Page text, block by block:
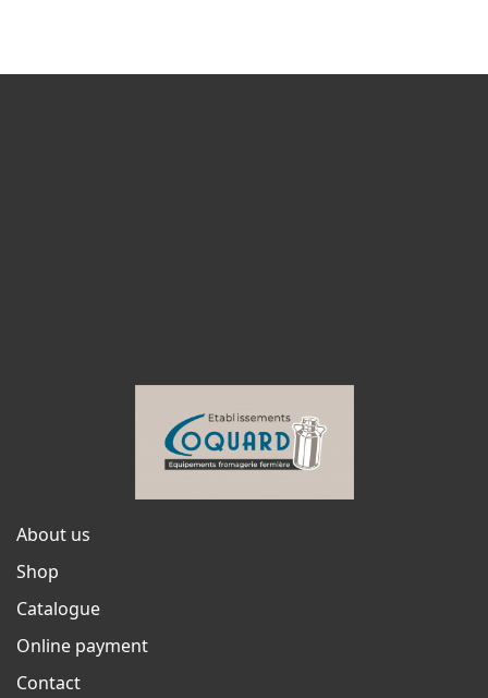
About us
Shop
Catalogue
Online payment
Contact